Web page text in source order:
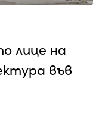
лице на
във